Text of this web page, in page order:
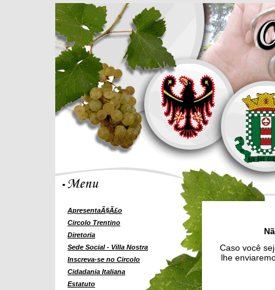
ApresentaÃ§Ã£o
Circolo Trentino
Diretoria
Sede Social - Villa Nostra
Inscreva-se no Circolo
Cidadania Italiana
Estatuto
Caso você
lhe